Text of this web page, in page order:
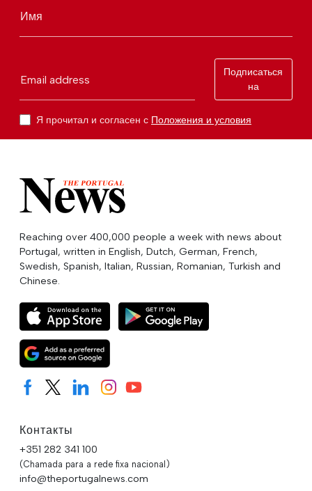
Имя
Email address
Подписаться
на
Я прочитал и согласен с Положения и условия
Reaching over 400,000 people a week with news about
Portugal, written in English, Dutch, German, French,
Swedish, Spanish, Italian, Russian, Romanian, Turkish and
Chinese.
Контакты
+351 282 341 100
(Chamada para a rede fixa nacional)
info@theportugalnews.com